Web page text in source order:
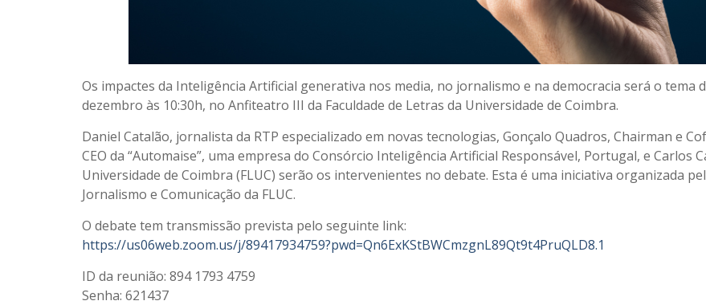
Os impactes da Inteligência Artificial generativa nos media, no jornalismo e na democracia será o tema
dezembro às 10:30h, no Anfiteatro III da Faculdade de Letras da Universidade de Coimbra.
Daniel Catalão, jornalista da RTP especializado em novas tecnologias, Gonçalo Quadros, Chairman e
CEO da “Automaise”, uma empresa do Consórcio Inteligência Artificial Responsável, Portugal, e Carlos
Universidade de Coimbra (FLUC) serão os intervenientes no debate. Esta é uma iniciativa organizada
Jornalismo e Comunicação da FLUC.
O debate tem transmissão prevista pelo seguinte link:
https://us06web.zoom.us/j/89417934759?pwd=Qn6ExKStBWCmzgnL89Qt9t4PruQLD8.1
ID da reunião: 894 1793 4759
Senha: 621437